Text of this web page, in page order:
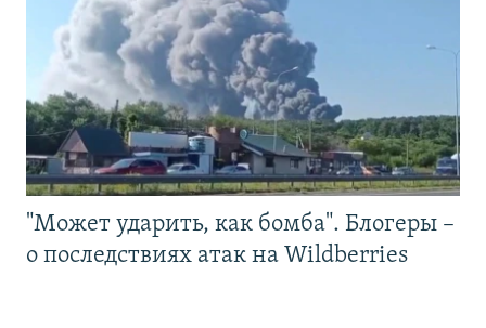
"Может ударить, как бомба". Блогеры –
о последствиях атак на Wildberries